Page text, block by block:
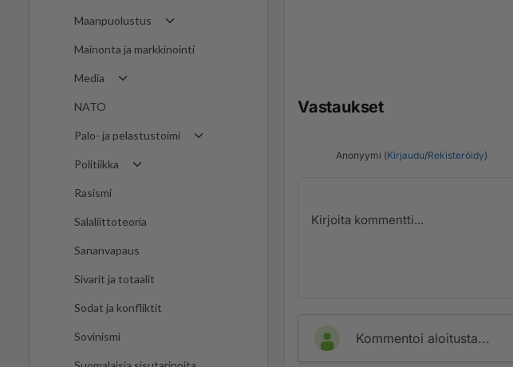
Maanpuolustus
Mainonta ja markkinointi
Media
NATO
Palo- ja pelastustoimi
Politiikka
Rasismi
Salaliittoteoria
Sananvapaus
Sivarit ja totaalit
Sodat ja konfliktit
Sovinismi
Vastaukset
Anonyymi (Kirjaudu/Rekisteröidy)
Kommentoi aloitusta...